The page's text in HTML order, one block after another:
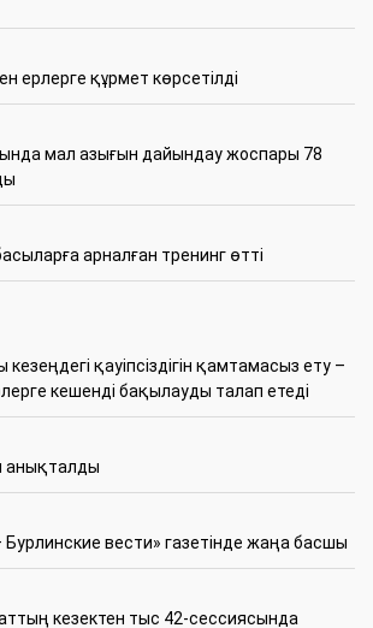
ерлерге құрмет көрсетілді
мал азығын дайындау жоспары 78
арналған тренинг өтті
қауіпсіздігін қамтамасыз ету –
кешенді бақылауды талап етеді
анықталды
вести» газетінде жаңа басшы
кезектен тыс 42-сессиясында